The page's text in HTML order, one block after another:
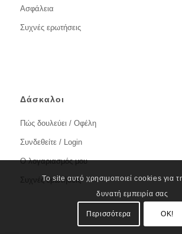
Ασφάλεια
Συχνές ερωτήσεις
Δάσκαλοι
Πώς δουλεύει / Οφέλη
Συνδεθείτε / Login
Ο λογαριασμός μου
Συχνές ερωτήσεις
Το site αυτό χρησιμοποιεί cookies για
δυνατή εμπειρία σας
Περισσότερα OK!